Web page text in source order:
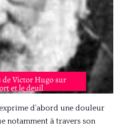
d’abord une douleur
notamment à travers son